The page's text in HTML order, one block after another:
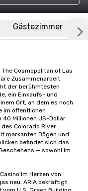
Gästezimmer
Cosmopolitan of Las
Zusammenarbeit
der berühmtesten
ein Einkaufs- und
Ort, an dem es noch
im öffentlichen
Millionen US-Dollar.
Colorado River
markanten Bögen und
befindet sich das
— sowohl im
im Herzen von
neu. ARIA bekräftigt